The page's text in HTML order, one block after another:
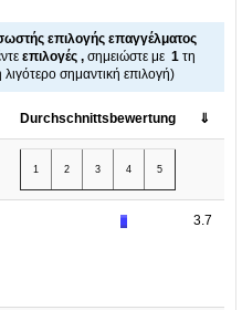
επιλογής επαγγέλματος
επιλογές , σημειώστε με 1 τη
σημαντική επιλογή)
Durchschnittsbewertung ⇓
1 2 3 4 5
3.7